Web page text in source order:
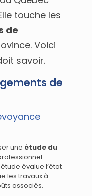
touche les
de
Voici
savoir.
de
une étude du
évalue l’état
les travaux à
associés.